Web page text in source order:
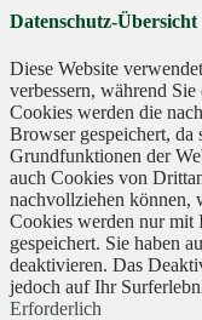
Datenschutz-Übersicht
Diese Website
verbessern, während
Cookies werden die
Browser gespeichert, da
Grundfunktionen der
auch Cookies von
nachvollziehen können,
Cookies werden nur
gespeichert. Sie haben
deaktivieren. Das
jedoch auf Ihr
Erforderlich